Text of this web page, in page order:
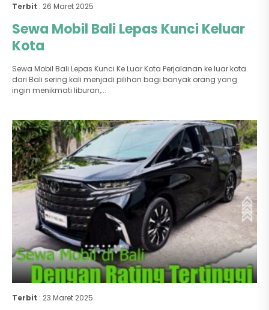
Terbit : 26 Maret 2025
Sewa Mobil Bali Lepas Kunci Keluar
Kota
Sewa Mobil Bali Lepas Kunci Ke Luar Kota Perjalanan ke luar kota
dari Bali sering kali menjadi pilihan bagi banyak orang yang
ingin menikmati liburan,...
Terbit : 23 Maret 2025